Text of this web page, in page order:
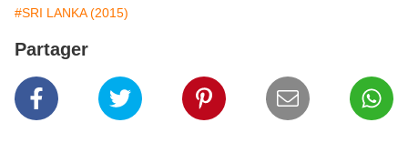
#SRI LANKA (2015)
Partager